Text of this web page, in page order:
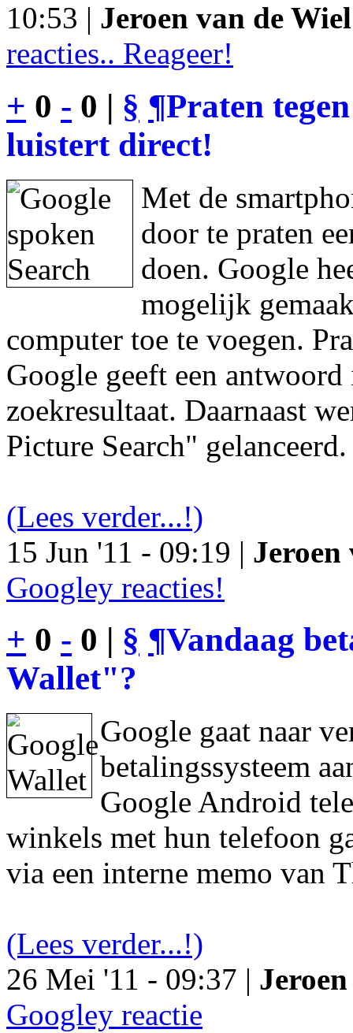
10:53 | Jeroen van de Wiel
reacties.. Reageer!
+ 0 - 0 | § ¶Praten
luistert direct!
Met de
door te praten
doen. Google
mogelijk
computer toe te voegen.
Google geeft een
zoekresultaat. Daarnaast
Picture Search" gelanceerd.
(Lees verder...!)
15 Jun '11 - 09:19 | Jeroen
Googley reacties!
+ 0 - 0 | § ¶Vandaag
Wallet"?
Google gaat naar
betalingssysteem
Google Android
winkels met hun telefoon
via een interne memo van
(Lees verder...!)
26 Mei '11 - 09:37 |
Googley reactie